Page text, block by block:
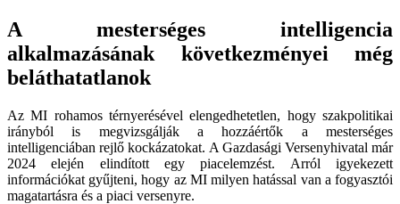
A mesterséges intelligencia
alkalmazásának következményei még
beláthatatlanok
Az MI rohamos térnyerésével elengedhetetlen, hogy szakpolitikai
irányból is megvizsgálják a hozzáértők a mesterséges
intelligenciában rejlő kockázatokat. A Gazdasági Versenyhivatal már
2024 elején elindított egy piacelemzést. Arról igyekezett
információkat gyűjteni, hogy az MI milyen hatással van a fogyasztói
magatartásra és a piaci versenyre.